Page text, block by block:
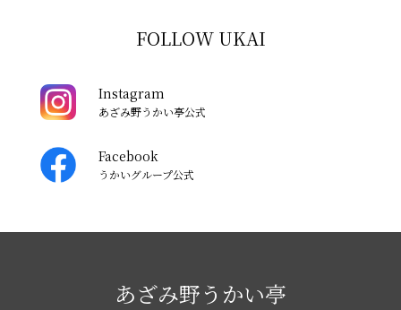
FOLLOW UKAI
Instagram
あざみ野うかい亭公式
Facebook
うかいグループ公式
あざみ野うかい亭